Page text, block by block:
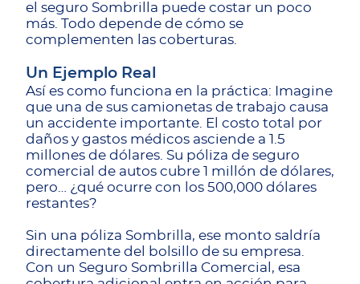
el seguro Sombrilla puede costar un poco
más. Todo depende de cómo se
complementen las coberturas.
Un Ejemplo Real
Así es como funciona en la práctica: Imagine
que una de sus camionetas de trabajo causa
un accidente importante. El costo total por
daños y gastos médicos asciende a 1.5
millones de dólares. Su póliza de seguro
comercial de autos cubre 1 millón de dólares,
pero… ¿qué ocurre con los 500,000 dólares
restantes?
Sin una póliza Sombrilla, ese monto saldría
directamente del bolsillo de su empresa.
Con un Seguro Sombrilla Comercial, esa